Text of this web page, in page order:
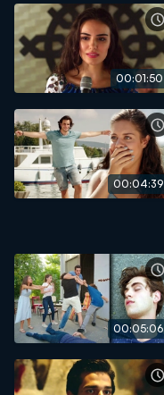
00:01:50
00:04:39
00:05:06